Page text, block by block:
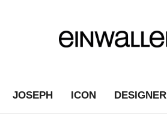
JOSEPH ICON DESIGNER